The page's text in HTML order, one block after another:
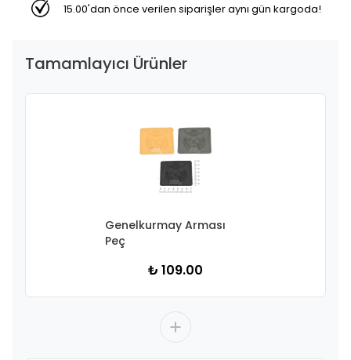
15.00'dan önce verilen siparişler aynı gün kargoda!
Tamamlayıcı Ürünler
Genelkurmay Arması
Peç
₺ 109.00